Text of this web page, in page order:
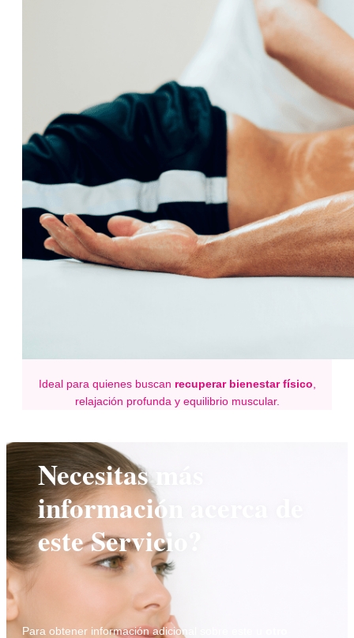
Ideal para quienes buscan recuperar bienestar físico
relajación profunda y equilibrio muscular.
Necesitas más
información acerca de
este Servicio?
Para obtener información adicional sobre este u